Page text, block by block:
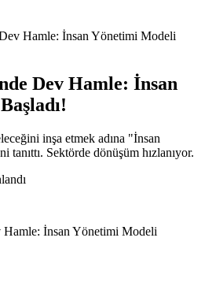
Hamle: İnsan Yönetimi Modeli
Dev Hamle: İnsan
inşa etmek adına "İnsan
Sektörde dönüşüm hızlanıyor.